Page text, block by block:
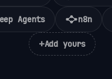
Agents n8n
+Add yours